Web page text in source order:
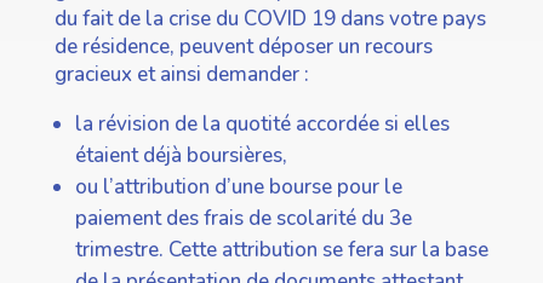
du fait de la crise du COVID 19 dans votre pays
de résidence, peuvent déposer un recours
gracieux et ainsi demander :
la révision de la quotité accordée si elles
étaient déjà boursières,
ou l’attribution d’une bourse pour le
paiement des frais de scolarité du 3e
trimestre. Cette attribution se fera sur la base